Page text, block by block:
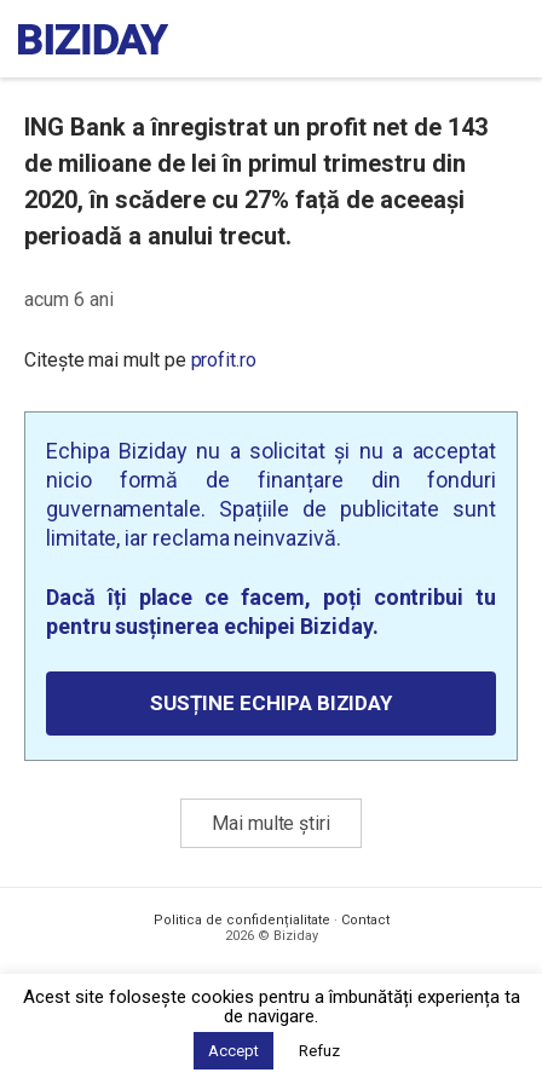
ING Bank a înregistrat un profit net de 143
de milioane de lei în primul trimestru din
2020, în scădere cu 27% față de aceeași
perioadă a anului trecut.
acum 6 ani
Citește mai mult pe profit.ro
Echipa Biziday nu a solicitat și nu a acceptat
nicio formă de finanțare din fonduri
guvernamentale. Spațiile de publicitate sunt
limitate, iar reclama neinvazivă.
Dacă îți place ce facem, poți contribui tu
pentru susținerea echipei Biziday.
SUSȚINE ECHIPA BIZIDAY
Mai multe știri
Politica de confidențialitate · Contact
2026 © Biziday
Acest site foloseşte cookies pentru a îmbunătăți experiența ta
de navigare.
Accept Refuz